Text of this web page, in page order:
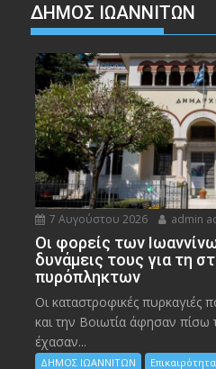
ΔΗΜΟΣ ΙΩΑΝΝΙΤΩΝ
7 Αυγούστου 2026 admin
Οι φορείς των
δυνάμεις τους για τη
πυρόπληκτων
Οι καταστροφικές πυρκαγιές
και την Bοιωτία άφησαν
έχασαν...
ΔΗΜΟΣ ΙΩΑΝΝΙΤΩΝ Επικαιρότητα